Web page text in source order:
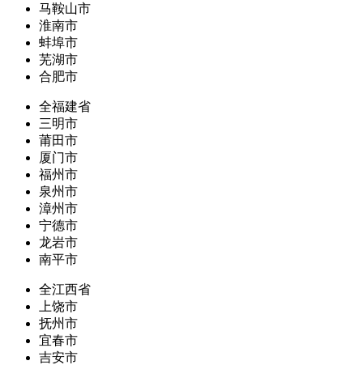
马鞍山市
淮南市
蚌埠市
芜湖市
合肥市
全福建省
三明市
莆田市
厦门市
福州市
泉州市
漳州市
宁德市
龙岩市
南平市
全江西省
上饶市
抚州市
宜春市
吉安市